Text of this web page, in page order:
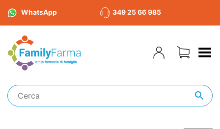
WhatsApp 349 25 66 985
Toggle Menu